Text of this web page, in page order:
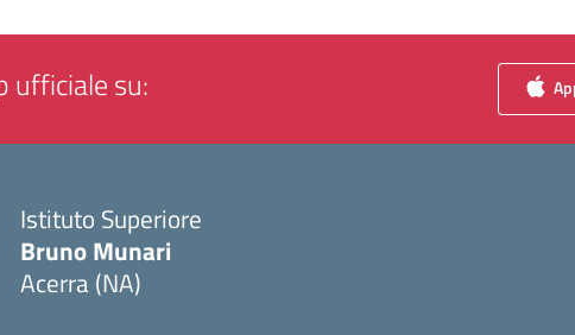
ufficiale su:
Istituto Superiore
Bruno Munari
Acerra (NA)